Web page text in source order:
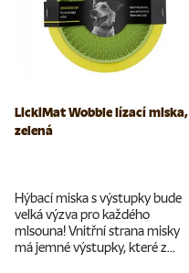
LickiMat Wobble lízací miska,
zelená
Hýbací miska s výstupky bude
velká výzva pro každého
mlsouna! Vnitřní strana misky
má jemné výstupky, které z...